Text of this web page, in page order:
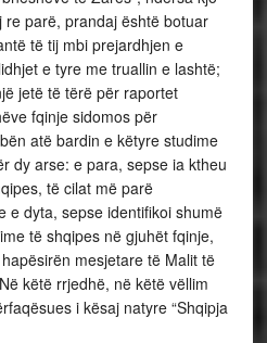
parë, prandaj është botuar
të tij mbi prejardhjen e
e tyre me truallin e lashtë;
jetë të tërë për raportet
fqinje sidomos për
atë bardin e këtyre studime
dy arse: e para, sepse ia ktheu
të cilat më parë
e dyta, sepse identifikoi shumë
të shqipes në gjuhët fqinje,
mesjetare të Malit të
këtë rrjedhë, në këtë vëllim
i kësaj natyre “Shqipja